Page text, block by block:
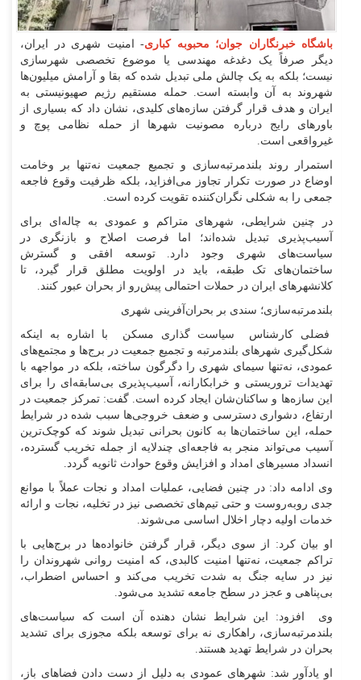
باشگاه‌ خبرنگاران جوان؛ محبوبه کباری- امنیت شهری در ایران،
دیگر صرفاً یک دغدغه مهندسی یا موضوع تخصصی شهرسازی
نیست؛ بلکه به یک چالش ملی تبدیل شده که بقا و آرامش میلیون‌ها
شهروند به آن وابسته است. حمله مستقیم رژیم صهیونیستی به
ایران و هدف قرار گرفتن سازه‌های کلیدی، نشان داد که بسیاری از
باورهای رایج درباره مصونیت شهرها از حمله نظامی پوچ و
غیرواقعی است.
استمرار روند بلندمرتبه‌سازی و تجمیع جمعیت نه‌تنها بر وخامت
اوضاع در صورت تکرار تجاوز می‌افزاید، بلکه ظرفیت وقوع فاجعه
جمعی را به شکلی نگران‌کننده تقویت کرده است.
در چنین شرایطی، شهرهای متراکم و عمودی به چاله‌ای برای
آسیب‌پذیری تبدیل شده‌اند؛ اما فرصت اصلاح و بازنگری در
سیاست‌های شهری وجود دارد. توسعه افقی و گسترش
ساختمان‌های تک طبقه، باید در اولویت مطلق قرار گیرد، تا
کلانشهرهای ایران در حملات احتمالی پیش‌رو از بحران عبور کنند.
بلندمرتبه‌سازی؛ سندی بر بحران‌آفرینی شهری
فضلی کارشناس سیاست گذاری مسکن با اشاره به اینکه
شکل‌گیری شهرهای بلندمرتبه و تجمیع جمعیت در برج‌ها و مجتمع‌های
عمودی، نه‌تنها سیمای شهری را دگرگون ساخته، بلکه در مواجهه با
تهدیدات تروریستی و خرابکارانه، آسیب‌پذیری بی‌سابقه‌ای را برای
این سازه‌ها و ساکنان‌شان ایجاد کرده است. گفت: تمرکز جمعیت در
ارتفاع‌، دشواری دسترسی و ضعف خروجی‌ها سبب شده در شرایط
حمله، این ساختمان‌ها به کانون بحرانی تبدیل ‌شوند که کوچک‌ترین
آسیب می‌تواند منجر به فاجعه‌ای چندلایه از جمله تخریب گسترده،
انسداد مسیرهای امداد و افزایش وقوع حوادث ثانویه گردد.
وی ادامه داد: در چنین فضایی، عملیات امداد و نجات عملاً با موانع
جدی روبه‌روست و حتی تیم‌های تخصصی نیز در تخلیه، نجات و ارائه
خدمات اولیه دچار اخلال اساسی می‌شوند.
او بیان کرد: از سوی دیگر، قرار گرفتن خانواده‌ها در برج‌هایی با
تراکم جمعیت، نه‌تنها امنیت کالبدی، که امنیت روانی شهروندان را
نیز در سایه جنگ به شدت تخریب می‌کند و احساس اضطراب،
بی‌پناهی و عجز در سطح جامعه تشدید می‌شود.
وی افزود: این شرایط نشان دهنده آن است که سیاست‌های
بلندمرتبه‌سازی، راهکاری نه برای توسعه بلکه مجوزی برای تشدید
بحران در شرایط تهدید هستند.
او یادآور شد: شهرهای عمودی به دلیل از دست دادن فضاهای باز،